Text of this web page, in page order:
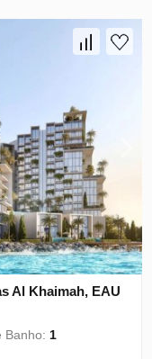
Al Khaimah, EAU
Banho: 1